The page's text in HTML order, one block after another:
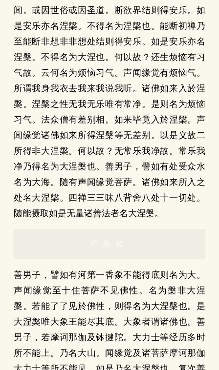
闻。或因世俗或因圣道。断欲界结则得安乐。如
是安乐亦名涅槃。不得名为涅槃也。能断初禅乃
至能断非想非非想处结则得安乐。如是安乐亦名
涅槃。不得名为大涅也。何以故？还生烦恼有习
气故。云何名为烦恼习气。声闻缘觉有烦恼气。
所谓我身我衣去我来我说我听。诸佛如来入於涅
槃。涅槃之性无我无乐唯有常净。是则名为烦恼
习气。法众僧有差别相。如来毕竟入於涅槃。声
闻缘觉诸佛如来所得涅槃等无差别。以是义故二
所得非大涅槃。何以故？无常乐我净故。常乐我
净乃得名为大涅槃也。善男子，譬如有处受众水
名为大海。随有声闻缘觉菩萨。诸佛如来所入之
处名大涅槃。四禅三三昧八背舍八处十一切处。
随能摄取如是无量诸善法者名大涅槃。
广告位
善男子，譬如有河第一香象不能得底则名为大。
声闻缘觉至十住菩萨不见佛性。名为槃非大涅
槃。若能了了见於佛性，则得名为大涅槃也。是
大涅槃唯大象王能尽其底。大象者谓诸佛也。善
男子，若摩诃那伽及钵揵陀。大力士等经历多时
所不能上。乃名大山。闻缘觉及诸菩萨摩诃那伽